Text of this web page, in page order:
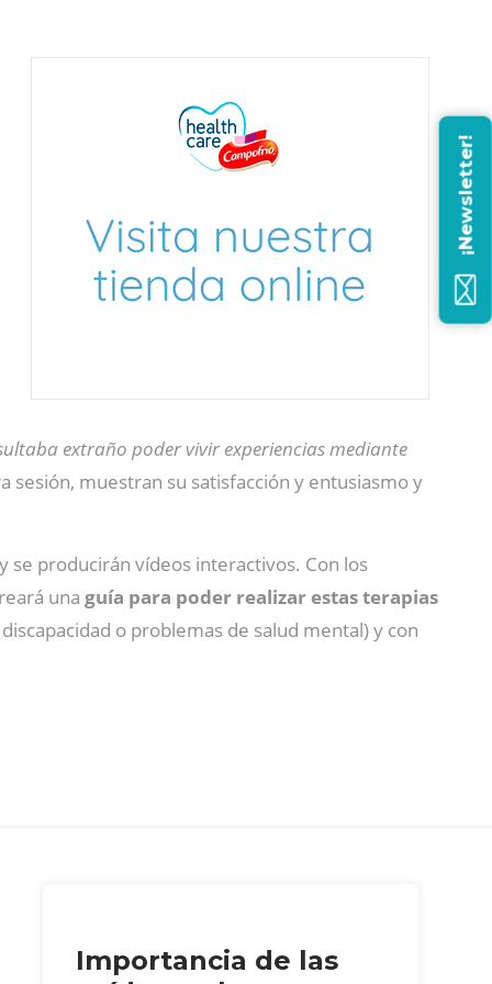
extraño poder vivir experiencias mediante
sesión, muestran su satisfacción y entusiasmo y
se producirán vídeos interactivos. Con los
una guía para poder realizar estas terapias
o problemas de salud mental) y con
Importancia de las
¡Newsletter!